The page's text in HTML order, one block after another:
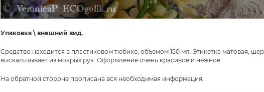
Упаковка \ внешний вид.
Средство находится в пластиковом тюбике, объемом 150 мл. Этикетка матовая,
выскальзывает из мокрых рук. Оформление очень красивое и нежное.
На обратной стороне прописана вся необходимая информация.